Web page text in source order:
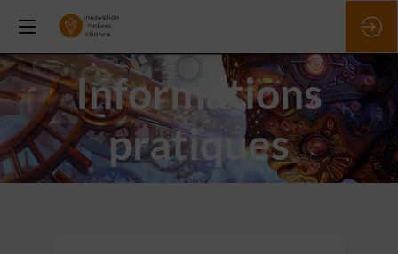
Informations
pratiques